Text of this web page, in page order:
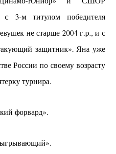
с 3-м титулом победителя
не старше 2004 г.р., и с
защитник». Яна уже
России по своему возрасту
турнира.
форвард».